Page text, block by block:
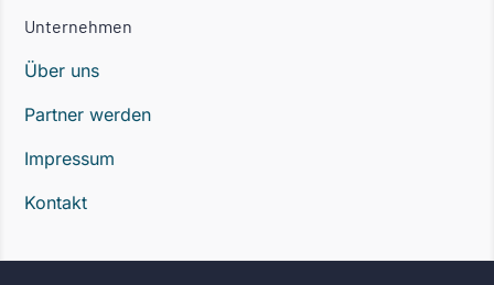
Unternehmen
Über uns
Partner werden
Impressum
Kontakt